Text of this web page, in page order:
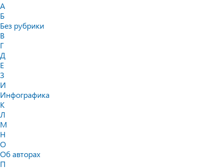
А
Б
Без рубрики
В
Г
Д
Е
З
И
Инфографика
К
Л
М
Н
О
Об авторах
П